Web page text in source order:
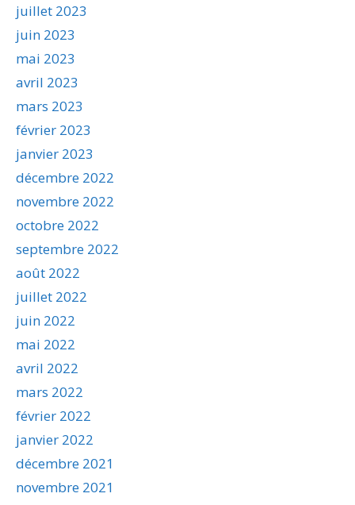
juillet 2023
juin 2023
mai 2023
avril 2023
mars 2023
février 2023
janvier 2023
décembre 2022
novembre 2022
octobre 2022
septembre 2022
août 2022
juillet 2022
juin 2022
mai 2022
avril 2022
mars 2022
février 2022
janvier 2022
décembre 2021
novembre 2021